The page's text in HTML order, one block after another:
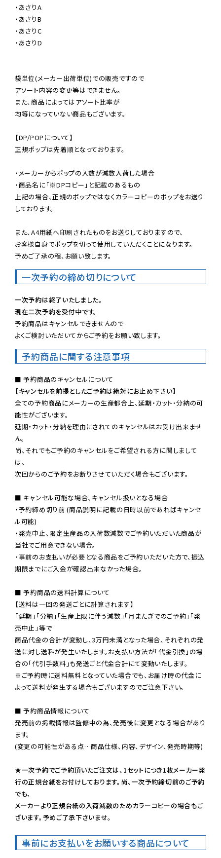
・あさりA
・あさりB
・あさりC
・あさりD
袋単位(メーカー出荷単位)での販売ですので
アソート内容の変更等はできません。
また、商品によってはアソート比率が
均等になっていない商品もございます。
【DP/POPについて】
正規ポップは先着順となっております。
・メーカーからポップの入数が減数入荷した場合
・商品名に「※DPコピー」と記載のあるもの
上記の場合、正規のポップではなくカラーコピーのポップをお送り
しております。
また、A4用紙へ印刷されたものをお送りしておりますので、
お客様自身でポップを切って使用していただくことになります。
予めご了承の程、お願い致します。
一次予約の締め切りについて
一次予約は終了いたしました。
現在二次予約を受付中です。
予約商品はキャンセルできませんので
よくご検討いただいてからご予約をお願い致します。
予約商品に関する注意事項
【キャンセルを前提としたご予約は絶対にお止め下さい】
全ての予約商品にメーカーの生産都合上、延期・カット・分納の可
能性がございます。
延期・カット・分納を理由にされてのキャンセルはお受け出来ませ
ん。
尚、それでもご予約のキャンセルをご希望される方に関しまして
は、
次回からのご予約をお断りさせていただく場合もございます。
■ キャンセル可能な場合、キャンセル扱いとなる場合
・予約締め切り前 (商品説明に記載の日時以前であればキャンセ
ル可能)
・発売中止、限定生産品の入荷数減数でご予約いただいた商品が
当社でご用意できない場合。
・事前のお支払いが必要となる商品をご予約いただいた方で、振込
期限までにご入金が確認出来なかった場合。
■ 予約商品の送料計算について
【送料は一回の発送ごとに計算されます】
「延期」「分納」「生産上限に伴う減数」「月またぎでのご予約」「発
売中止」等で
商品代金の合計が変動し、3万円未満となった場合、それぞれの発
送に対し送料が発生いたします。お支払い方法が「代金引換」の場
※ご予約時に送料無料となっていた場合でも、お届け時の代金に
よって送料が発生する場合もございますのでご注意下さい。
■ 予約商品情報について
発売前の掲載情報は監修中の為、発売後に変更となる場合があり
ます。
(変更の可能性がある点…商品仕様、内容、デザイン、発売時期等)
★一次予約でご予約頂いたご注文は、1セットにつき1枚メーカー発
行の正規台紙をお付けしております。尚、一次予約締切前のご予約
でも、
メーカーより正規台紙の入荷減数のためカラーコピーの場合もご
ざいます。予めご了承下さいませ。
事前にお支払いをお願いする商品について